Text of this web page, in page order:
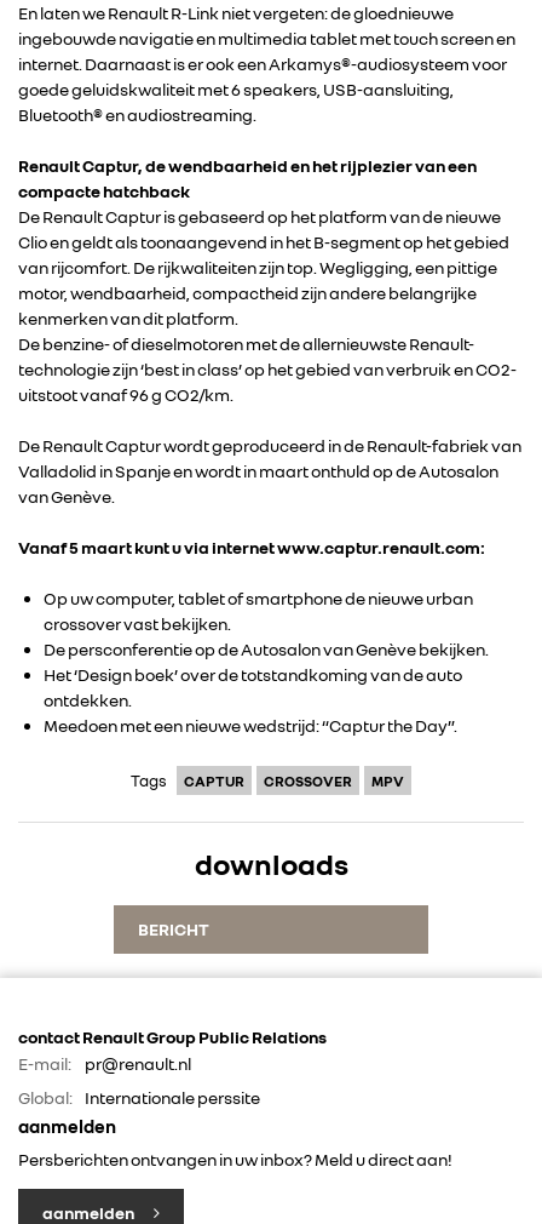
DACIA
ALPINE
ALLIANCE
FOTO’S & VIDEO’S
IN DE MEDIA
CONTACT
En laten we Renault R-Link niet vergeten: de gloednieuwe
ingebouwde navigatie en multimedia tablet met touch screen en
internet. Daarnaast is er ook een Arkamys®-audiosysteem voor
goede geluidskwaliteit met 6 speakers, USB-aansluiting,
Bluetooth® en audiostreaming.
Renault Captur, de wendbaarheid en het rijplezier van een
compacte hatchback
De Renault Captur is gebaseerd op het platform van de nieuwe
Clio en geldt als toonaangevend in het B-segment op het gebied
van rijcomfort. De rijkwaliteiten zijn top. Wegligging, een pittige
motor, wendbaarheid, compactheid zijn andere belangrijke
kenmerken van dit platform.
De benzine- of dieselmotoren met de allernieuwste Renault-
technologie zijn ‘best in class’ op het gebied van verbruik en CO2-
uitstoot vanaf 96 g CO2/km.
De Renault Captur wordt geproduceerd in de Renault-fabriek van
Valladolid in Spanje en wordt in maart onthuld op de Autosalon
van Genève.
Vanaf 5 maart kunt u via internet www.captur.renault.com:
Op uw computer, tablet of smartphone de nieuwe urban
crossover vast bekijken.
De persconferentie op de Autosalon van Genève bekijken.
Het ‘Design boek’ over de totstandkoming van de auto
ontdekken.
Meedoen met een nieuwe wedstrijd: “Captur the Day”.
Tags CAPTUR CROSSOVER MPV
downloads
BERICHT
contact Renault Group Public Relations
E-mail:
pr@renault.nl
Global:
Internationale perssite
aanmelden
Persberichten ontvangen in uw inbox? Meld u direct aan!
aanmelden